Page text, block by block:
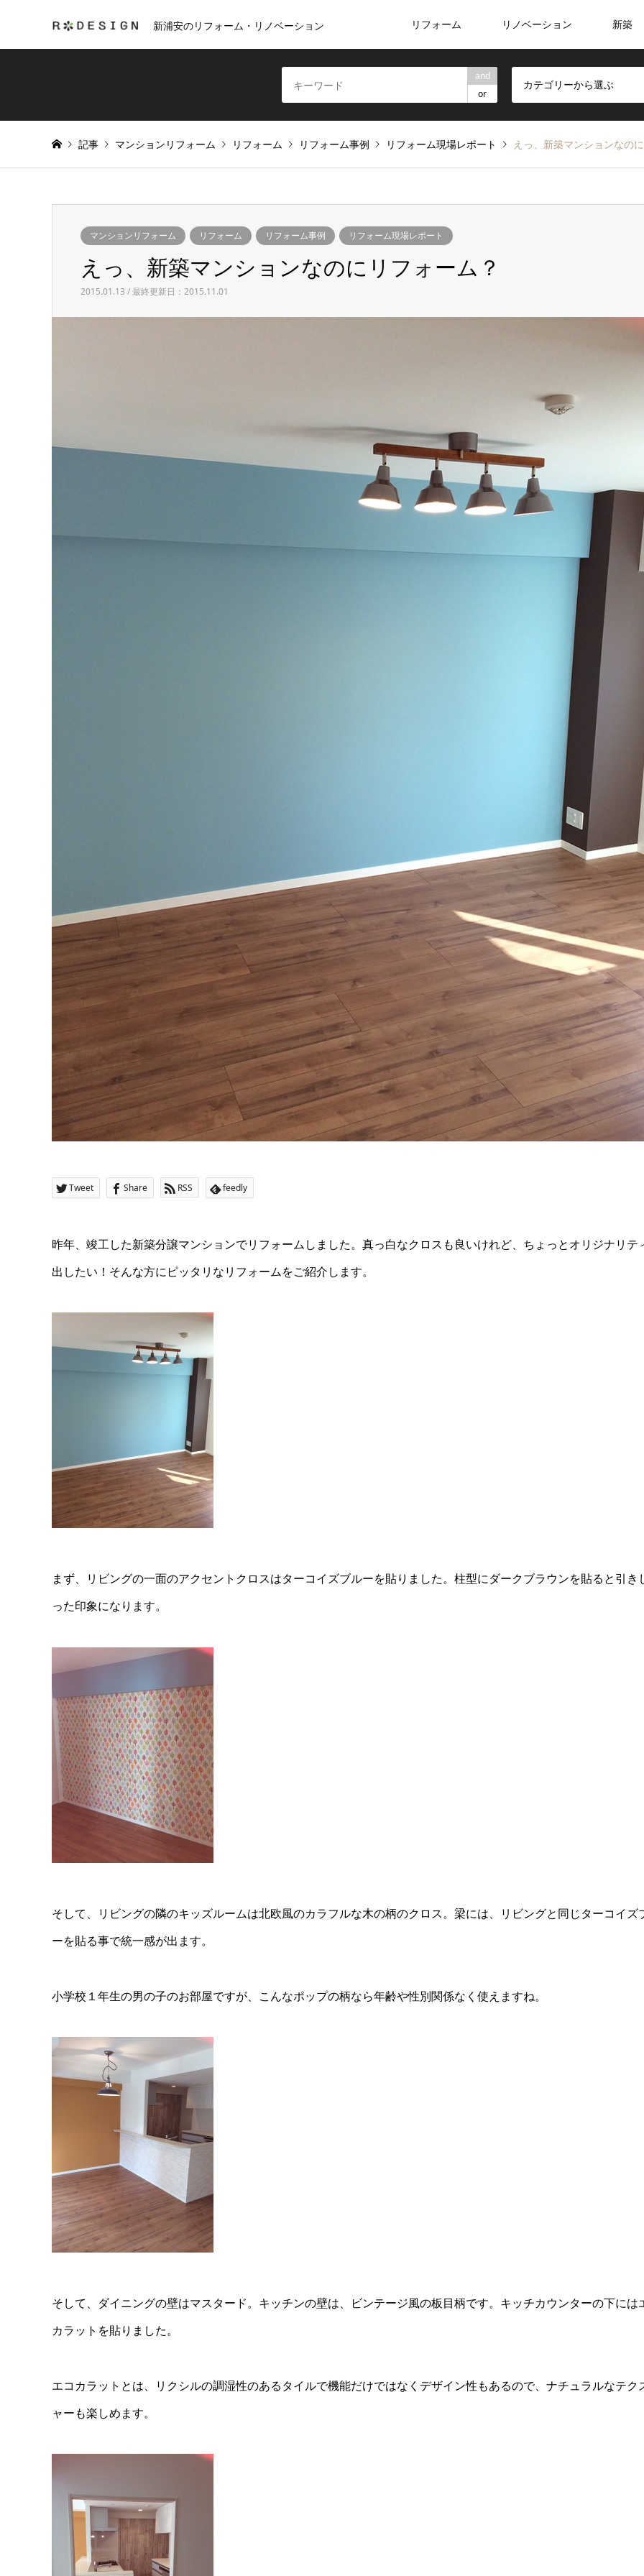
新浦安のリフォーム・リノベーション リフォーム リノベーション 新築
and
or
カテゴリーから選ぶ
記事 マンションリフォーム リフォーム リフォーム事例 リフォーム現場レポート えっ、新築マンションなの
マンションリフォーム リフォーム リフォーム事例 リフォーム現場レポート
えっ、新築マンションなのにリフォーム？
2015.01.13 / 最終更新日：2015.11.01
Tweet Share RSS feedly
昨年、竣工した新築分譲マンションでリフォームしました。真っ白なクロスも良いけれど、ちょっとオリジナリテ
出したい！そんな方にピッタリなリフォームをご紹介します。
まず、リビングの一面のアクセントクロスはターコイズブルーを貼りました。柱型にダークブラウンを貼ると引き
った印象になります。
そして、リビングの隣のキッズルームは北欧風のカラフルな木の柄のクロス。梁には、リビングと同じターコイズ
ーを貼る事で統一感が出ます。
小学校１年生の男の子のお部屋ですが、こんなポップの柄なら年齢や性別関係なく使えますね。
そして、ダイニングの壁はマスタード。キッチンの壁は、ビンテージ風の板目柄です。キッチカウンターの下には
カラットを貼りました。
エコカラットとは、リクシルの調湿性のあるタイルで機能だけではなくデザイン性もあるので、ナチュラルなテク
ャーも楽しめます。